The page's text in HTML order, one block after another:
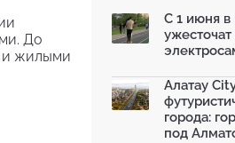
До
и жилыми
08.07.2026
Ко Дню столицы в
06.07.2026
Жара в городах: как
влияет на
03.07.2026
С 1 июня в
Алатау
города:
под